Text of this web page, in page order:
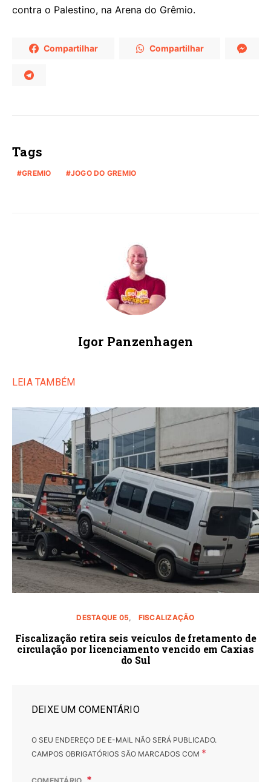
contra o Palestino, na Arena do Grêmio.
Compartilhar Compartilhar
Tags
GREMIO JOGO DO GREMIO
Igor Panzenhagen
LEIA TAMBÉM
DESTAQUE 05 FISCALIZAÇÃO
Fiscalização retira seis veículos de fretamento de
circulação por licenciamento vencido em Caxias
do Sul
DEIXE UM COMENTÁRIO
O SEU ENDEREÇO DE E-MAIL NÃO SERÁ PUBLICADO.
CAMPOS OBRIGATÓRIOS SÃO MARCADOS COM *